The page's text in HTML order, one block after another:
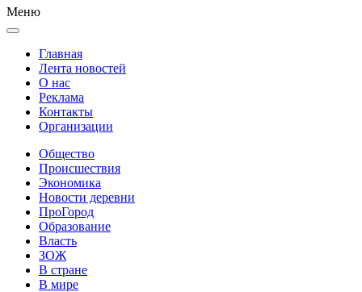
Меню
Главная
Лента новостей
О нас
Реклама
Контакты
Организации
Общество
Происшествия
Экономика
Новости деревни
ПроГород
Образование
Власть
ЗОЖ
В стране
В мире